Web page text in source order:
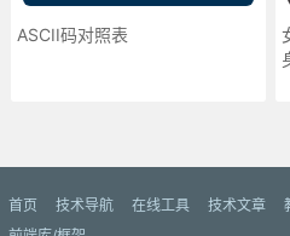
ASCII码对照表
首页 技术导航 在线工具 技术文章